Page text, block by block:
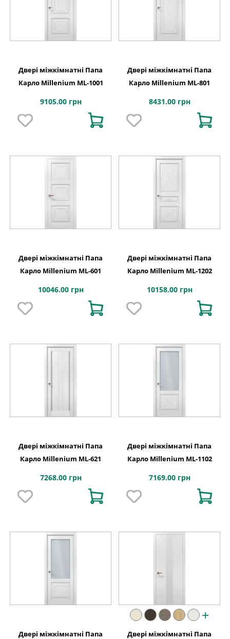
Двері міжкімнатні Папа
Карло Millenium ML-1001
9105.00 грн
Двері міжкімнатні Папа
Карло Millenium ML-801
8431.00 грн
Двері міжкімнатні Папа
Карло Millenium ML-601
10046.00 грн
Двері міжкімнатні Папа
Карло Millenium ML-1202
10158.00 грн
Двері міжкімнатні Папа
Карло Millenium ML-621
7268.00 грн
Двері міжкімнатні Папа
Карло Millenium ML-1102
7169.00 грн
Двері міжкімнатні Папа
+
Двері міжкімнатні Папа